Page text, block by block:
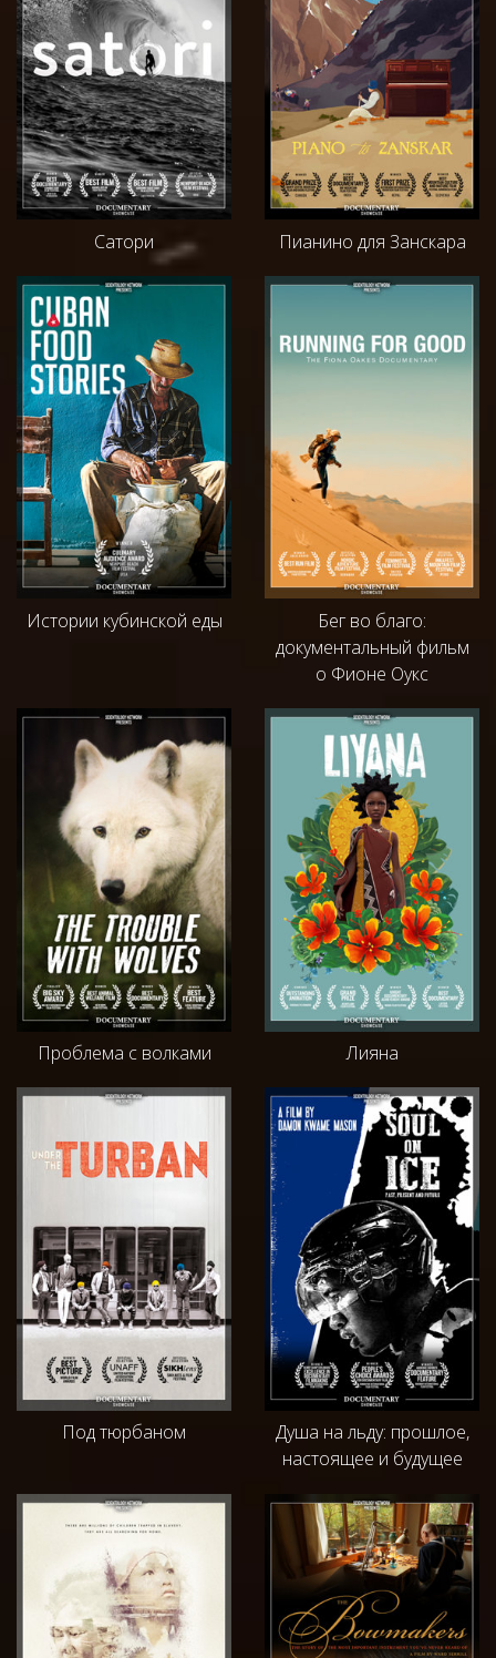
Сатори Пианино для Занскара
Истории кубинской еды
Бег во благо:
документальный фильм
о Фионе Оукс
Проблема с волками Лияна
Под тюрбаном
Душа на льду: прошлое,
настоящее и будущее